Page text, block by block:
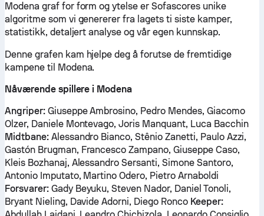
Modena graf for form og ytelse er Sofascores unike
algoritme som vi genererer fra lagets ti siste kamper,
statistikk, detaljert analyse og vår egen kunnskap.
Denne grafen kam hjelpe deg å forutse de fremtidige
kampene til Modena.
Nåværende spillere i Modena
Angriper:Giuseppe Ambrosino, Pedro Mendes, Giacomo
Olzer, Daniele Montevago, Joris Manquant, Luca Bacchin
Midtbane:Alessandro Bianco, Stênio Zanetti, Paulo Azzi,
Gastón Brugman, Francesco Zampano, Giuseppe Caso,
Kleis Bozhanaj, Alessandro Sersanti, Simone Santoro,
Antonio Imputato, Martino Odero, Pietro Arnaboldi
Forsvarer:Gady Beyuku, Steven Nador, Daniel Tonoli,
Bryant Nieling, Davide Adorni, Diego Ronco Keeper: